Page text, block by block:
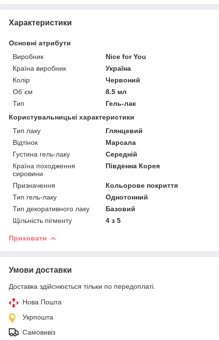
Характеристики
Основні атрибути
Виробник
Nice for You
Країна виробник
Україна
Колір
Червоний
Об`єм
8.5 мл
Тип
Гель-лак
Користувальницькі характеристики
Тип лаку
Глянцевий
Відтінок
Марсала
Густина гель-лаку
Середній
Країна походження
сировини
Південна Корея
Призначення
Кольорове покриття
Тип гель-лаку
Однотонний
Тип декоративного лаку
Базовий
Щільність пігменту
4 з 5
Приховати
Умови доставки
Доставка здійснюється тільки по передоплаті.
Нова Пошта
Укрпошта
Самовивіз